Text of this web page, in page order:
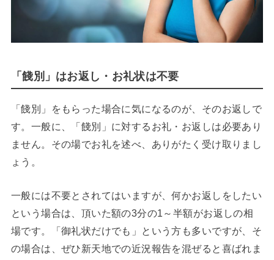
「餞別」はお返し・お礼状は不要
「餞別」をもらった場合に気になるのが、そのお返しで
す。一般に、「餞別」に対するお礼・お返しは必要あり
ません。その場でお礼を述べ、ありがたく受け取りまし
ょう。
一般には不要とされてはいますが、何かお返しをしたい
という場合は、頂いた額の3分の1～半額がお返しの相
場です。「御礼状だけでも」という方も多いですが、そ
の場合は、ぜひ新天地での近況報告を混ぜると喜ばれま